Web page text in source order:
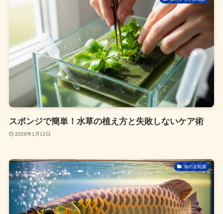
スポンジで簡単！水草の植え方と失敗しないケア術
2026年1月12日
海の豆知識